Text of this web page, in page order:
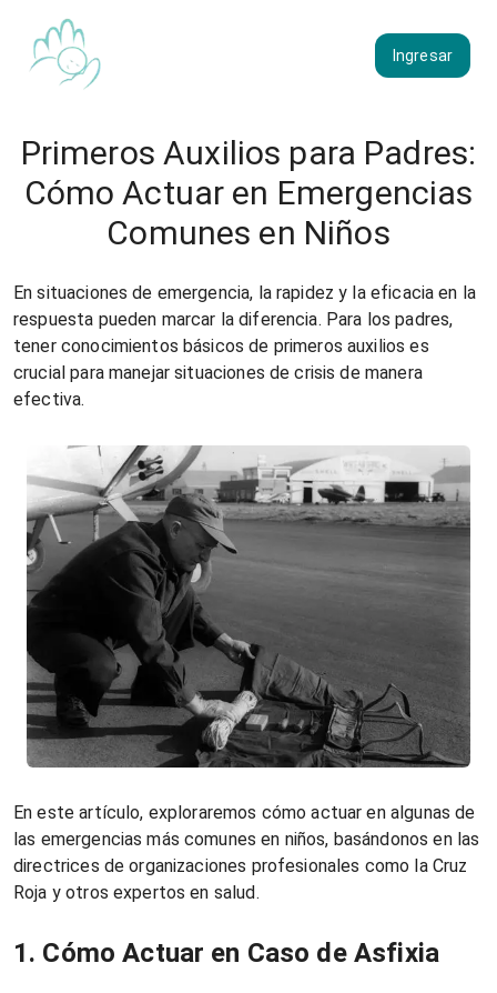
Ingresar
Primeros Auxilios para Padres:
Cómo Actuar en Emergencias
Comunes en Niños
En situaciones de emergencia, la rapidez y la eficacia en la
respuesta pueden marcar la diferencia. Para los padres,
tener conocimientos básicos de primeros auxilios es
crucial para manejar situaciones de crisis de manera
efectiva.
En este artículo, exploraremos cómo actuar en algunas de
las emergencias más comunes en niños, basándonos en las
directrices de organizaciones profesionales como la Cruz
Roja y otros expertos en salud.
1. Cómo Actuar en Caso de Asfixia